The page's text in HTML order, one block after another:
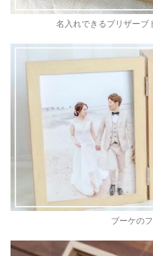
名入れできるプリザーブ
ブーケの